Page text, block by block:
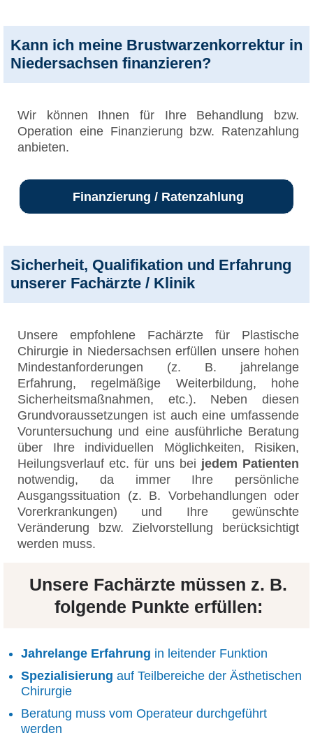
Kann ich meine Brustwarzenkorrektur in
Niedersachsen finanzieren?
Wir können Ihnen für Ihre Behandlung bzw.
Operation eine Finanzierung bzw. Ratenzahlung
anbieten.
Finanzierung / Ratenzahlung
Sicherheit, Qualifikation und Erfahrung
unserer Fachärzte / Klinik
Unsere empfohlene Fachärzte für Plastische
Chirurgie in Niedersachsen erfüllen unsere hohen
Mindestanforderungen (z. B. jahrelange
Erfahrung, regelmäßige Weiterbildung, hohe
Sicherheitsmaßnahmen, etc.). Neben diesen
Grundvoraussetzungen ist auch eine umfassende
Voruntersuchung und eine ausführliche Beratung
über Ihre individuellen Möglichkeiten, Risiken,
Heilungsverlauf etc. für uns bei jedem Patienten
notwendig, da immer Ihre persönliche
Ausgangssituation (z. B. Vorbehandlungen oder
Vorerkrankungen) und Ihre gewünschte
Veränderung bzw. Zielvorstellung berücksichtigt
werden muss.
Unsere Fachärzte müssen z. B.
folgende Punkte erfüllen:
Jahrelange Erfahrung in leitender Funktion
Spezialisierung auf Teilbereiche der Ästhetischen
Chirurgie
Beratung muss vom Operateur durchgeführt
werden